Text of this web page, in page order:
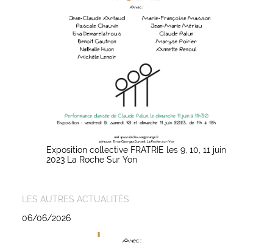
Exposition collective FRATRIE les 9, 10, 11 juin
2023 La Roche Sur Yon
LES AUTRES ACTUALITÉS
06/06/2026